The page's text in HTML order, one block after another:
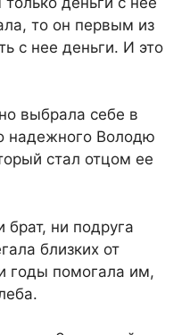
то он первым из
с нее деньги. И это
выбрала себе в
надежного Володю
стал отцом ее
брат, ни подруга
близких от
годы помогала им,